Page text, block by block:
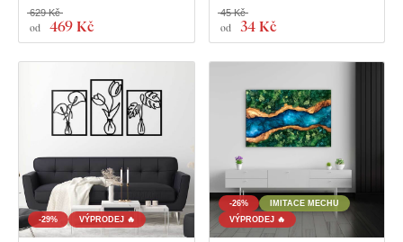
od 469 Kč
629 Kč
od 34 Kč
45 Kč
-29% VÝPRODEJ 🔥
-26%
IMITACE MECHU
VÝPRODEJ 🔥